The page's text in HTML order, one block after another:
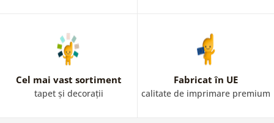
Cel mai vast sortiment
tapet și decorații
Fabricat în UE
calitate de imprimare premium